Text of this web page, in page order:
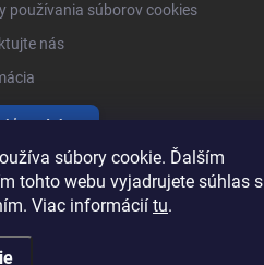
súbory cookie. Ďalším
tohto webu vyjadrujete súhlas s
Viac informácií tu.
používania súborov cookies
nás
produkty